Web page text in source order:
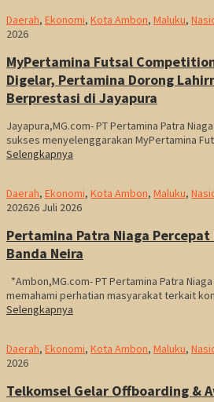
Daerah, Ekonomi, Kota Ambon, Maluku,
2026
MyPertamina Futsal
Digelar, Pertamina Dorong
Berprestasi di Jayapura
Jayapura,MG.com- PT Pertamina Patra
sukses menyelenggarakan MyPertamina
Selengkapnya
Daerah, Ekonomi, Kota Ambon, Maluku,
202626 Juli 2026
Pertamina Patra Niaga
Banda Neira
*Ambon,MG.com- PT Pertamina Patra
memahami perhatian masyarakat terkait
Selengkapnya
Daerah, Ekonomi, Kota Ambon, Maluku,
2026
Telkomsel Gelar Offboarding &